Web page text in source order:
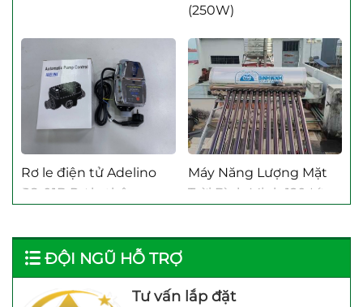
Máy Bơm Tăng Áp Techrumi
Máy Bơm Tăng Áp Taesung
Rơ le điện tử Adelino
PS-01B Rơ le thông
Máy Năng Lượng Mặt
Trời Bình Minh 120 Lít
ĐỘI NGŨ HỖ TRỢ
Tư vấn lắp đặt